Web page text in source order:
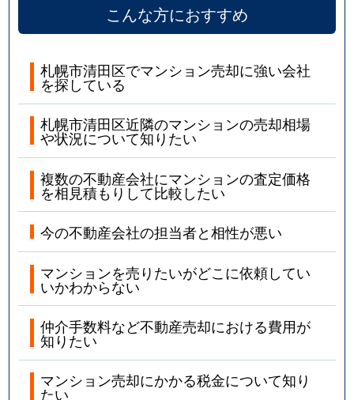
こんな方におすすめ
札幌市清田区でマンション売却に強い会社
を探している
札幌市清田区近隣のマンションの売却相場
や状況について知りたい
複数の不動産会社にマンションの査定価格
を相見積もりして比較したい
今の不動産会社の担当者と相性が悪い
マンションを売りたいがどこに依頼してい
いかわからない
仲介手数料など不動産売却における費用が
知りたい
マンション売却にかかる税金について知り
たい